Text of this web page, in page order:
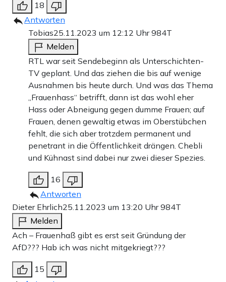
18
Antworten
Tobias25.11.2023 um 12:12 Uhr984T
Melden
RTL war seit Sendebeginn als Unterschichten-
TV geplant. Und das ziehen die bis auf wenige
Ausnahmen bis heute durch. Und was das Thema
„Frauenhass“ betrifft, dann ist das wohl eher
Hass oder Abneigung gegen dumme Frauen; auf
Frauen, denen gewaltig etwas im Oberstübchen
fehlt, die sich aber trotzdem permanent und
penetrant in die Öffentlichkeit drängen. Chebli
und Kühnast sind dabei nur zwei dieser Spezies.
16
Antworten
Dieter Ehrlich25.11.2023 um 13:20 Uhr984T
Melden
Ach – Frauenhaß gibt es erst seit Gründung der
AfD??? Hab ich was nicht mitgekriegt???
15